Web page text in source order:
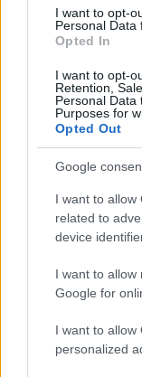
I want to opt-
Personal Data
Opted In
I want to opt-
Retention,
Personal Data
Purposes for
Opted Out
Google
I want to allow
related to
device
I want to allow
Google for
I want to allow
personalized
Continua a